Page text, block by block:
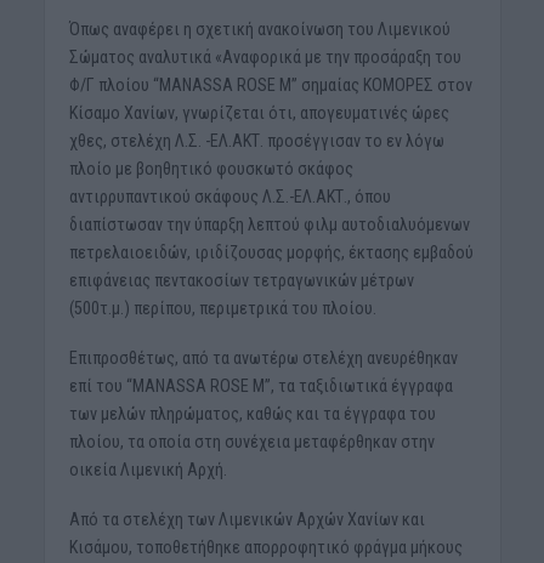
Όπως αναφέρει η σχετική ανακοίνωση του Λιμενικού
Σώματος αναλυτικά «Αναφορικά με την προσάραξη του
Φ/Γ πλοίου “MANASSA ROSE M” σημαίας ΚΟΜΟΡΕΣ στον
Κίσαμο Χανίων, γνωρίζεται ότι, απογευματινές ώρες
χθες, στελέχη Λ.Σ. -ΕΛ.ΑΚΤ. προσέγγισαν το εν λόγω
πλοίο με βοηθητικό φουσκωτό σκάφος
αντιρρυπαντικού σκάφους Λ.Σ.-ΕΛ.ΑΚΤ., όπου
διαπίστωσαν την ύπαρξη λεπτού φιλμ αυτοδιαλυόμενων
πετρελαιοειδών, ιριδίζουσας μορφής, έκτασης εμβαδού
επιφάνειας πεντακοσίων τετραγωνικών μέτρων
(500τ.μ.) περίπου, περιμετρικά του πλοίου.
Επιπροσθέτως, από τα ανωτέρω στελέχη ανευρέθηκαν
επί του “MANASSA ROSE M”, τα ταξιδιωτικά έγγραφα
των μελών πληρώματος, καθώς και τα έγγραφα του
πλοίου, τα οποία στη συνέχεια μεταφέρθηκαν στην
οικεία Λιμενική Αρχή.
Από τα στελέχη των Λιμενικών Αρχών Χανίων και
Κισάμου, τοποθετήθηκε απορροφητικό φράγμα μήκους